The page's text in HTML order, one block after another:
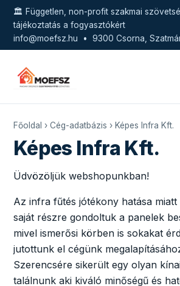
🏛️ Független, non-profit szakmai
tájékoztatás a fogyasztókért
info@moefsz.hu • 9300 Csorna,
Főoldal › Cég-adatbázis › Képes Infra Kft.
Képes Infra Kft.
Üdvözöljük webshopunkban!
Az infra fűtés jótékony hatása
saját részre gondoltuk a panelek
mivel ismerősi körben is sokakat
jutottunk el cégünk
Szerencsére sikerült egy olyan
találnunk aki kiváló minőségű és